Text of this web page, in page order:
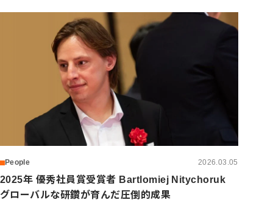
People 2026.03.05
2025年 優秀社員賞受賞者 Bartlomiej Nitychoruk
グローバルな研鑽が育んだ圧倒的成果